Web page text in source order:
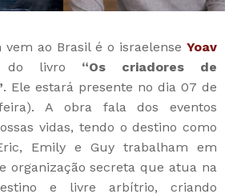
ao Brasil é o israelense Yoav
do livro “Os criadores de
. Ele estará presente no dia 07 de
A obra fala dos eventos
vidas, tendo o destino como
Emily e Guy trabalham em
organização secreta que atua na
e livre arbítrio, criando